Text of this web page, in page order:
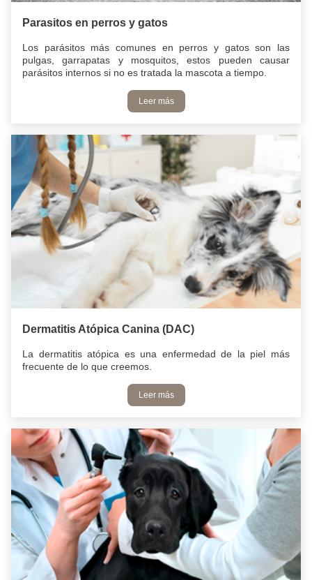
Leer más
Parasitos en perros y gatos
Los parásitos más comunes en perros y gatos son las
pulgas, garrapatas y mosquitos, estos pueden causar
parásitos internos si no es tratada la mascota a tiempo.
Leer más
Dermatitis Atópica Canina (DAC)
La dermatitis atópica es una enfermedad de la piel más
frecuente de lo que creemos.